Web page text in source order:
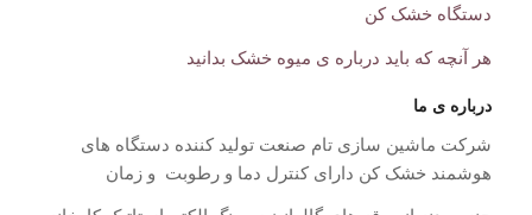
دستگاه خشک کن
هر آنچه که باید درباره ی میوه خشک بدانید
درباره ی ما
شرکت ماشین سازی تام صنعت تولید کننده دستگاه های
هوشمند خشک کن دارای کنترل دما و رطوبت و زمان